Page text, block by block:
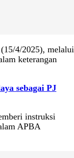
(15/4/2025), melalui
keterangan
sebagai PJ
instruksi
APBA